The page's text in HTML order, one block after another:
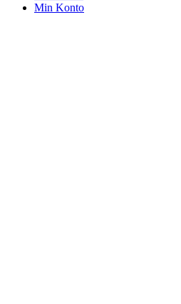
Min Konto